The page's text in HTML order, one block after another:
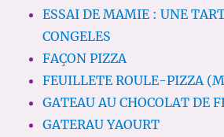
ESSAI DE MAMIE : UNE
CONGELES
FAÇON PIZZA
FEUILLETE ROULE-PIZZA
GATEAU AU CHOCOLAT DE
GATERAU YAOURT